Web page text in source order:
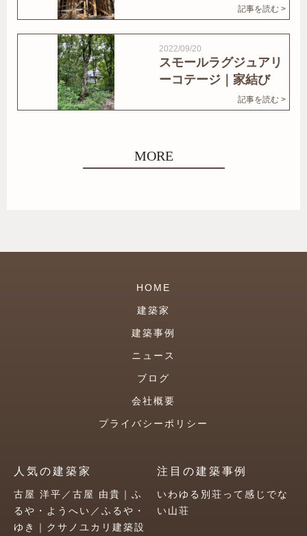
記事を読む >
2022/09/20
スモールラグジュアリ
ーコテージ｜家結び
記事を読む >
MORE
HOME
建築家
建築事例
ニュース
ブログ
会社概要
プライバシーポリシー
人気の建築家
古屋 洋平／古屋 由貴｜ふ
るや・ようへい／ふるや・
ゆき｜クサノユカリ建築設
注目の建築事例
いわゆる別荘って感じでな
い山荘